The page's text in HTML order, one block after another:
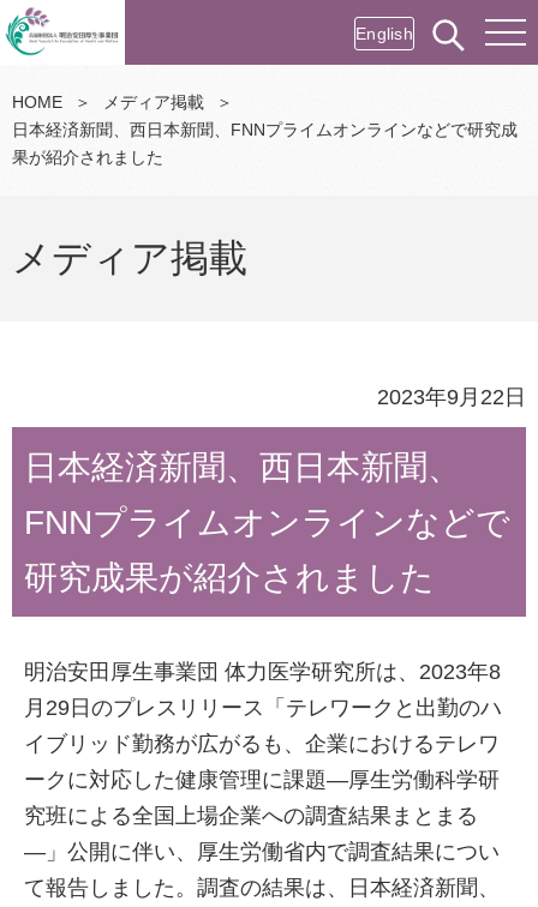
English
HOME ＞ メディア掲載
＞
日本経済新聞、西日本新聞、FNNプライムオンラインなどで研究成
果が紹介されました
メディア掲載
2023年9月22日
日本経済新聞、西日本新聞、
FNNプライムオンラインなどで
研究成果が紹介されました
明治安田厚生事業団 体力医学研究所は、2023年8
月29日のプレスリリース「テレワークと出勤のハ
イブリッド勤務が広がるも、企業におけるテレワ
ークに対応した健康管理に課題―厚生労働科学研
究班による全国上場企業への調査結果まとまる
―」公開に伴い、厚生労働省内で調査結果につい
て報告しました。調査の結果は、日本経済新聞、